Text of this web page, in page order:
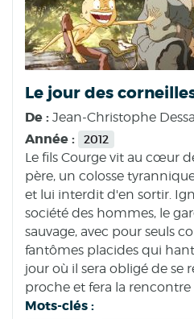
Le jour des
De : Jean-Christophe
Année : 2012
Le fils Courge vit au cœur
père, un colosse
et lui interdit d'en sortir.
société des hommes, le
sauvage, avec pour seuls
fantômes placides qui
jour où il sera obligé de se
proche et fera la
Mots-clés :